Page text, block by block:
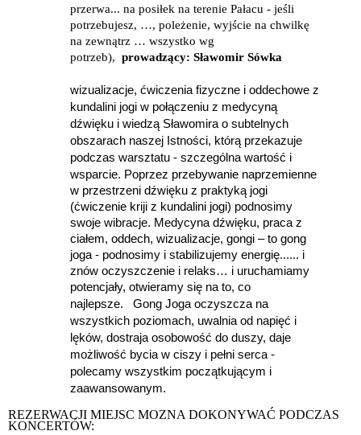
przerwa... na posiłek na terenie Pałacu - jeśli
potrzebujesz, …, poleżenie, wyjście na chwilkę
na zewnątrz … wszystko wg
potrzeb),prowadzący: Sławomir Sówka
wizualizacje, ćwiczenia fizyczne i oddechowe z
kundalini jogi w połączeniu z medycyną
dźwięku i wiedzą Sławomira o subtelnych
obszarach naszej Istności, którą przekazuje
podczas warsztatu - szczególna wartość i
wsparcie. Poprzez przebywanie naprzemienne
w przestrzeni dźwięku z praktyką jogi
(ćwiczenie kriji z kundalini jogi) podnosimy
swoje wibracje. Medycyna dźwięku, praca z
ciałem, oddech, wizualizacje, gongi – to gong
joga - podnosimy i stabilizujemy energię...... i
znów oczyszczenie i relaks… i uruchamiamy
potencjały, otwieramy się na to, co
najlepsze.
Gong Joga oczyszcza na
wszystkich poziomach, uwalnia od napięć i
lęków, dostraja osobowość do duszy, daje
możliwość bycia w ciszy i pełni serca -
polecamy wszystkim początkującym i
zaawansowanym.
REZERWACJI MIEJSC MOZNA DOKONYWAĆ PODCZAS
KONCERTÓW: